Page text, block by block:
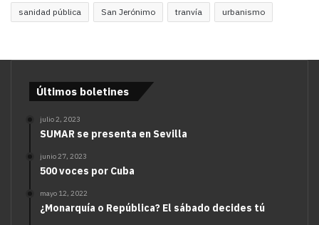
sanidad pública San Jerónimo tranvía urbanismo
Últimos boletines
julio 2, 2023
SUMAR se presenta en Sevilla
junio 27, 2023
500 voces por Cuba
mayo 12, 2022
¿Monarquía o República? El sábado decides tú